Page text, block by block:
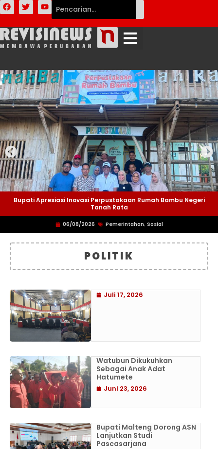
Bupati Apresiasi Inovasi Perpustakaan Rumah Bambu Negeri
Tanah Rata
06/08/2026 Pemerintahan, Sosial
POLITIK
Juli 17, 2026
Watubun Dikukuhkan
Sebagai Anak Adat
Hatumete
Juni 23, 2026
Bupati Malteng Dorong ASN
Lanjutkan Studi
Pascasarjana